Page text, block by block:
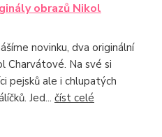
obrazů Nikol
novinku, dva originální
Charvátové. Na své si
pejsků ale i chlupatých
Jed... číst celé